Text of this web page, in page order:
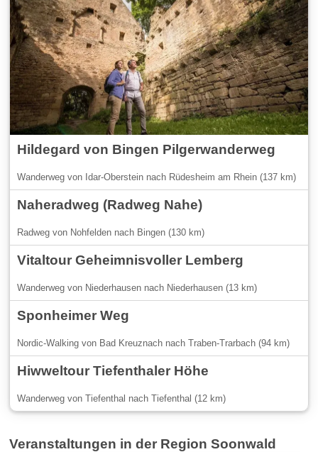
Hildegard von Bingen Pilgerwanderweg
Wanderweg von Idar-Oberstein nach Rüdesheim am Rhein (137 km)
Naheradweg (Radweg Nahe)
Radweg von Nohfelden nach Bingen (130 km)
Vitaltour Geheimnisvoller Lemberg
Wanderweg von Niederhausen nach Niederhausen (13 km)
Sponheimer Weg
Nordic-Walking von Bad Kreuznach nach Traben-Trarbach (94 km)
Hiwweltour Tiefenthaler Höhe
Wanderweg von Tiefenthal nach Tiefenthal (12 km)
Veranstaltungen in der Region Soonwald